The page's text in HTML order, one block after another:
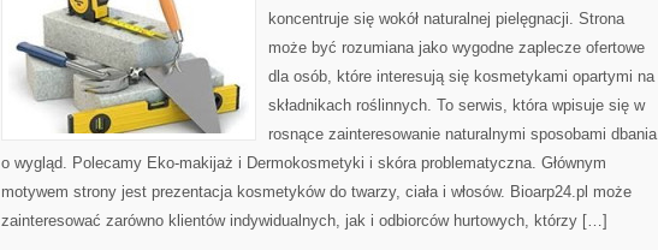
koncentruje się wokół naturalnej pielęgnacji. Strona
może być rozumiana jako wygodne zaplecze ofertowe
dla osób, które interesują się kosmetykami opartymi na
składnikach roślinnych. To serwis, która wpisuje się w
rosnące zainteresowanie naturalnymi sposobami dbania
o wygląd. Polecamy Eko-makijaż i Dermokosmetyki i skóra problematyczna. Głównym
motywem strony jest prezentacja kosmetyków do twarzy, ciała i włosów. Bioarp24.pl może
zainteresować zarówno klientów indywidualnych, jak i odbiorców hurtowych, którzy […]